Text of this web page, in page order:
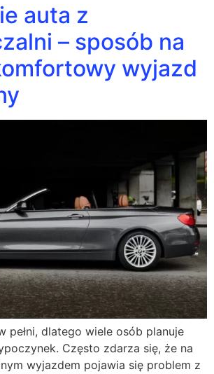
auta z
– sposób na
wyjazd
pełni, dlatego wiele osób planuje
Często zdarza się, że na
wyjazdem pojawia się problem z